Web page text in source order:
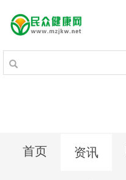
首页 资讯